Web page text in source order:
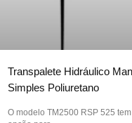
Transpalete Hidráulico
Simples Poliuretano
O modelo TM2500 RSP 525